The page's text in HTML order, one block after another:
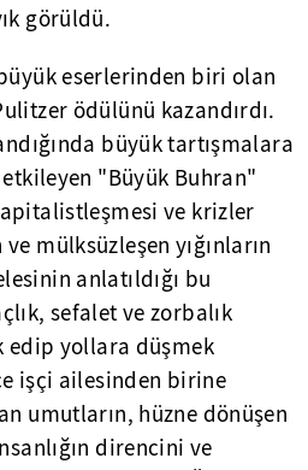
görüldü.
eserlerinden biri olan
ödülünü kazandırdı.
büyük tartışmalara
"Büyük Buhran"
ve krizler
mülksüzleşen yığınların
anlatıldığı bu
sefalet ve zorbalık
edip yollara düşmek
işçi ailesinden birine
umutların, hüzne dönüşen
direncini ve